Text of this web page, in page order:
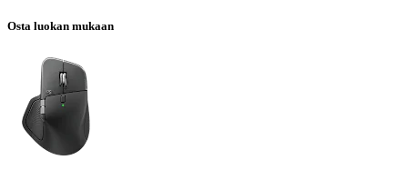
Osta luokan mukaan